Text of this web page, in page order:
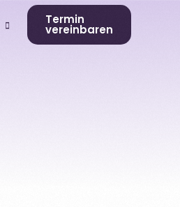
Termin
vereinbaren